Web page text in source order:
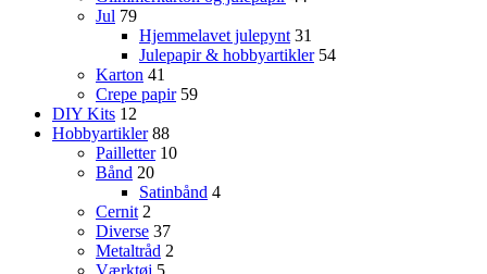
Jul 79
Hjemmelavet julepynt 31
Julepapir & hobbyartikler 54
Karton 41
Crepe papir 59
DIY Kits 12
Hobbyartikler 88
Pailletter 10
Bånd 20
Satinbånd 4
Cernit 2
Diverse 37
Metaltråd 2